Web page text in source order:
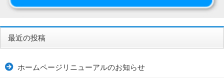
最近の投稿
ホームページリニューアルのお知らせ